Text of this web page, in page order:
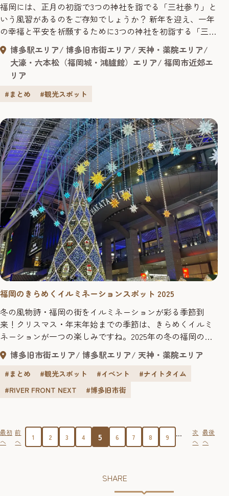
福岡には、正月の初詣で3つの神社を詣でる「三社参り」と
いう風習があるのをご存知でしょうか？ 新年を迎え、一年
の幸福と平安を祈願するために3つの神社を初詣する「三社
参り」という風習が九州・福岡や中国地方に見られる風習
と伝われています。 商売繁盛や厄除けの神様として信仰を
集める「筥崎宮」や、「櫛田神社」は博多の総鎮守として
有名で、厄払いの神社として親しまれる「若八幡宮」など
が人気の初詣スポットで...
博多駅エリア 博多旧市街エリア
天神・薬院エリア
大濠・六本松（福岡城・鴻臚館）エリア
福岡市近郊エ
リア
#まとめ #観光スポット
福岡のきらめくイルミネーションスポット 2025
冬の風物詩・福岡の街をイルミネーションが彩る季節到
来！クリスマス・年末年始までの季節は、きらめくイルミ
ネーションが一つの楽しみですね。2025年の冬の福岡のお
すすめイルミネーションをまとめてご紹介します。 最新＆
注目イルミネーションのイベント情報を続々更新中！
博多旧市街エリア 博多駅エリア 天神・薬院エリア
#まとめ #観光スポット #イベント
#ナイトタイム
#RIVER FRONT NEXT
#博多旧市街
最初
へ
前
へ
1 2 3 4 5 6 7 8 9 ...
次
へ
最後
へ
SHARE